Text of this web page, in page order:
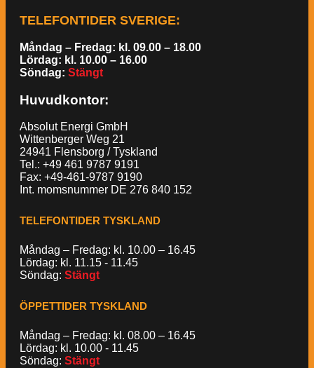
TELEFONTIDER SVERIGE:
Måndag – Fredag: kl. 09.00 – 18.00
Lördag: kl. 10.00 – 16.00
Söndag: Stängt
Huvudkontor:
Absolut Energi GmbH
Wittenberger Weg 21
24941 Flensborg / Tyskland
Tel.: +49 461 9787 9191
Fax: +49-461-9787 9190
Int. momsnummer DE 276 840 152
TELEFONTIDER TYSKLAND
Måndag – Fredag: kl. 10.00 – 16.45
Lördag: kl. 11.15 - 11.45
Söndag: Stängt
ÖPPETTIDER TYSKLAND
Måndag – Fredag: kl. 08.00 – 16.45
Lördag: kl. 10.00 - 11.45
Söndag: Stängt